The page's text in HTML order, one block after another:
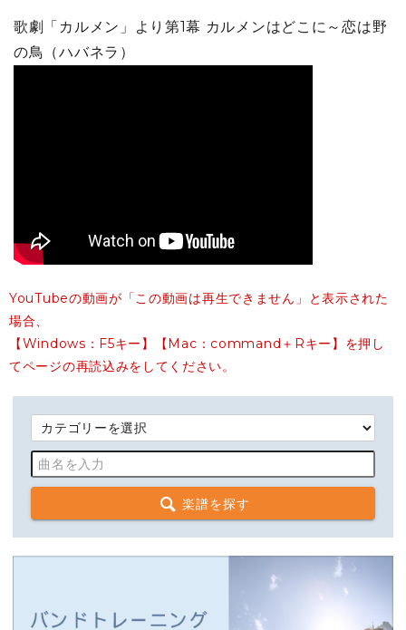
歌劇「カルメン」より第1幕 カルメンはどこに～恋は野
の鳥（ハバネラ）
YouTubeの動画が「この動画は再生できません」と表示された
場合、
【Windows：F5キー】【Mac：command＋Rキー】を押し
てページの再読込みをしてください。
楽譜を探す